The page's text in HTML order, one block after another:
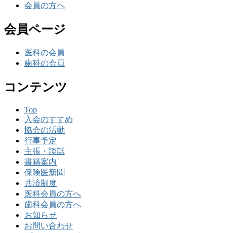
会員の方へ
会員ページ
医科の会員
歯科の会員
コンテンツ
Top
入会のすすめ
協会の活動
行事予定
主張・談話
書籍案内
保険医新聞
共済制度
医科会員の方へ
歯科会員の方へ
お知らせ
お問い合わせ